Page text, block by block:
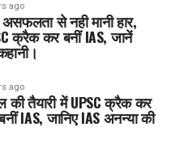
ago
से नही मानी हार,
क्रैक कर बनीं IAS, जानें
ago
की तैयारी में UPSC क्रैक कर
IAS, जानिए IAS अनन्या की